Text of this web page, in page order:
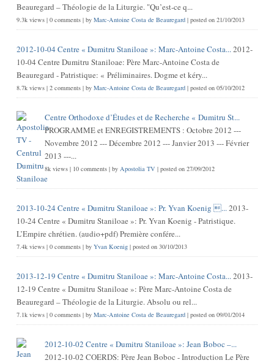
Beauregard – Théologie de la Liturgie. "Qu’est-ce q...
9.3k views| 0 comments| by Marc-Antoine Costa de Beauregard| posted on 21/10/2013
2012-10-04 Centre « Dumitru Staniloae »: Marc-Antoine Costa...2012-
10-04 Centre Dumitru Staniloae: Père Marc-Antoine Costa de
Beauregard - Patristique: « Préliminaires. Dogme et kéry...
8.7k views| 2 comments| by Marc-Antoine Costa de Beauregard| posted on 05/10/2012
Centre Orthodoxe d’Études et de Recherche « Dumitru St...
PROGRAMME et ENREGISTREMENTS : Octobre 2012 ---
Novembre 2012 --- Décembre 2012 --- Janvier 2013 --- Février
2013 ---...
8k views| 10 comments| by Apostolia TV | posted on 27/09/2012
2013-10-24 Centre « Dumitru Staniloae »: Pr. Yvan Koenig ...2013-
10-24 Centre « Dumitru Staniloae »: Pr. Yvan Koenig - Patristique.
L’Empire chrétien. (audio+pdf) Première confére...
7.4k views| 0 comments| by Yvan Koenig| posted on 30/10/2013
2013-12-19 Centre « Dumitru Staniloae »: Marc-Antoine Costa...2013-
12-19 Centre « Dumitru Staniloae »: Père Marc-Antoine Costa de
Beauregard – Théologie de la Liturgie. Absolu ou rel...
7.1k views| 0 comments| by Marc-Antoine Costa de Beauregard| posted on 09/01/2014
2012-10-02 Centre « Dumitru Staniloae »: Jean Boboc –...
2012-10-02 COERDS: Père Jean Boboc - Introduction Le Père